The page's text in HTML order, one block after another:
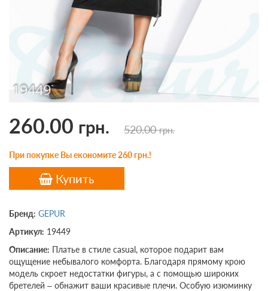
260.00 грн. 520.00грн.
При покупке Вы економите 260 грн.!
Купить
Бренд: GEPUR
Артикул: 19449
Описание: Платье в стиле casual, которое подарит вам
ощущение небывалого комфорта. Благодаря прямому крою
модель скроет недостатки фигуры, а с помощью широких
бретелей – обнажит ваши красивые плечи. Особую изюминку